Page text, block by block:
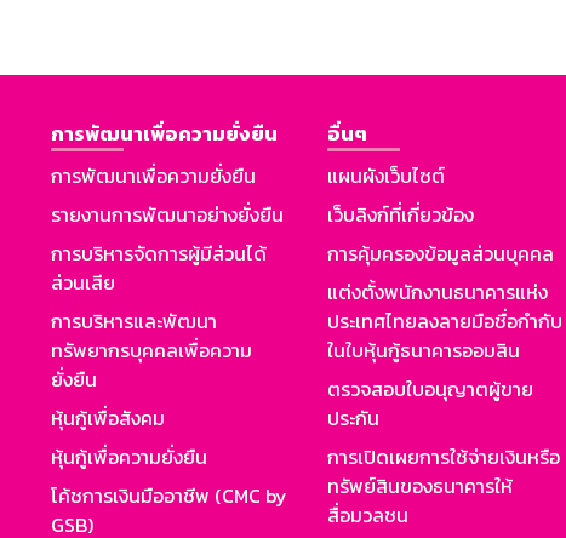
การพัฒนาเพื่อความยั่งยืน
การพัฒนาเพื่อความยั่งยืน
รายงานการพัฒนาอย่างยั่งยืน
การบริหารจัดการผู้มีส่วนได้
ส่วนเสีย
การบริหารและพัฒนา
ทรัพยากรบุคคลเพื่อความ
ยั่งยืน
หุ้นกู้เพื่อสังคม
หุ้นกู้เพื่อความยั่งยืน
โค้ชการเงินมืออาชีพ (CMC by
GSB)
อื่นๆ
แผนผังเว็บไซต์
เว็บลิงก์ที่เกี่ยวข้อง
การคุ้มครองข้อมูลส่วนบุคคล
แต่งตั้งพนักงานธนาคารแห่ง
ประเทศไทยลงลายมือชื่อกำกับ
ในใบหุ้นกู้ธนาคารออมสิน
ตรวจสอบใบอนุญาตผู้ขาย
ประกัน
การเปิดเผยการใช้จ่ายเงินหรือ
ทรัพย์สินของธนาคารให้
สื่อมวลชน